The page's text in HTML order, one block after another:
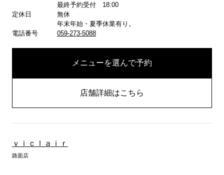
最終予約受付 18:00
定休日
無休
年末年始・夏季休業有り。
電話番号
059-273-5088
メニューを選んで予約
店舗詳細はこちら
ｖｉｃｌａｉｒ
路面店